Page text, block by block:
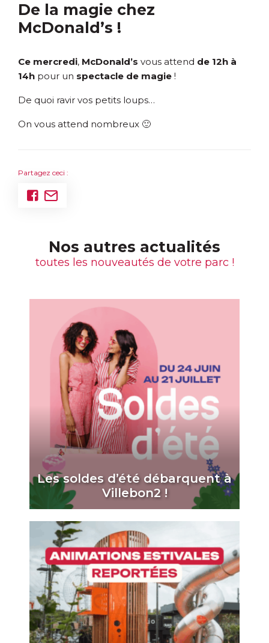
De la magie chez
McDonald’s !
Ce mercredi, McDonald’s vous attend de 12h à
14h pour un spectacle de magie !
De quoi ravir vos petits loups…
On vous attend nombreux 🙂
Partagez ceci :
Nos autres actualités
toutes les nouveautés de votre parc !
Les soldes d’été débarquent à
Villebon2 !